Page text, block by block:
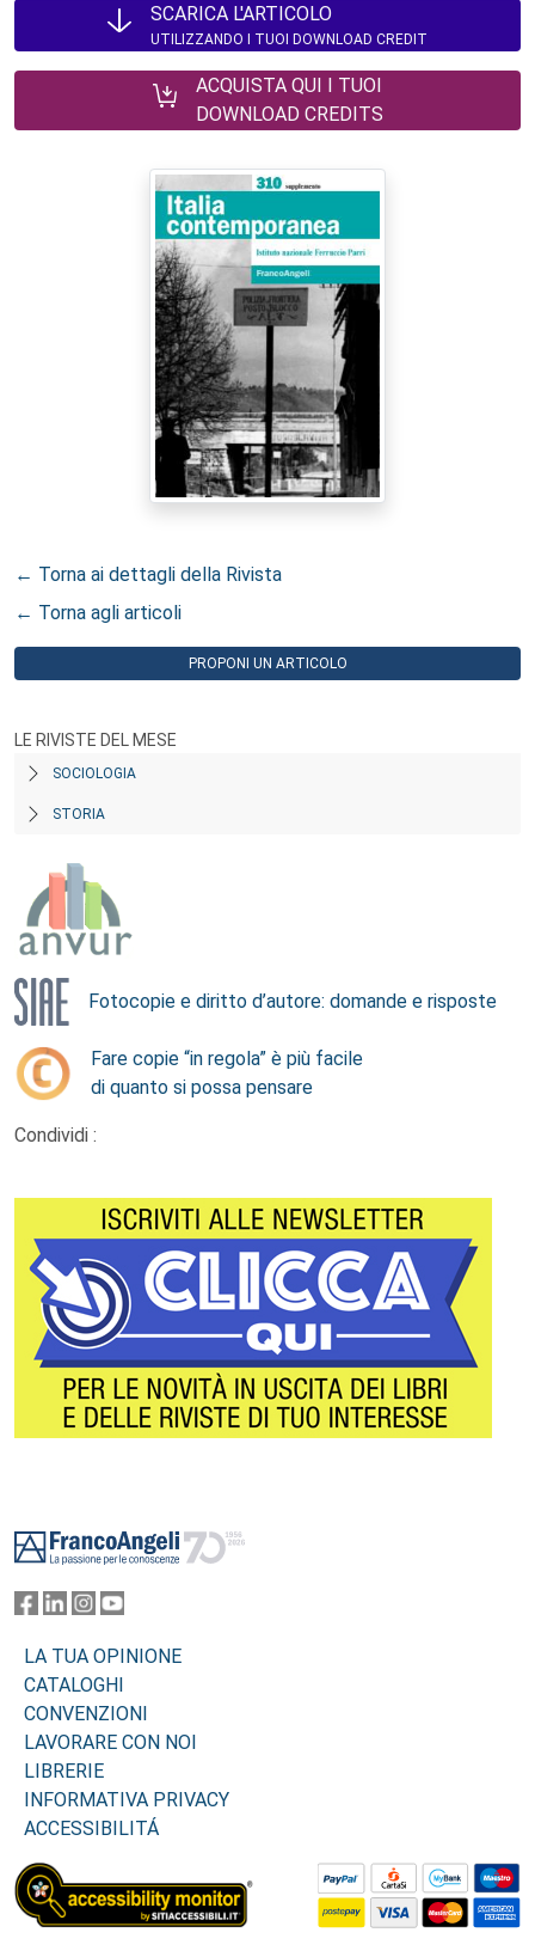
SCARICA L'ARTICOLO
UTILIZZANDO I TUOI DOWNLOAD CREDIT
ACQUISTA QUI I TUOI
DOWNLOAD CREDITS
← Torna ai dettagli della Rivista
← Torna agli articoli
PROPONI UN ARTICOLO
LE RIVISTE DEL MESE
SOCIOLOGIA
STORIA
Fotocopie e diritto d’autore: domande e risposte
Fare copie “in regola” è più facile
di quanto si possa pensare
Condividi :
LA TUA OPINIONE
CATALOGHI
CONVENZIONI
LAVORARE CON NOI
LIBRERIE
INFORMATIVA PRIVACY
ACCESSIBILITÁ